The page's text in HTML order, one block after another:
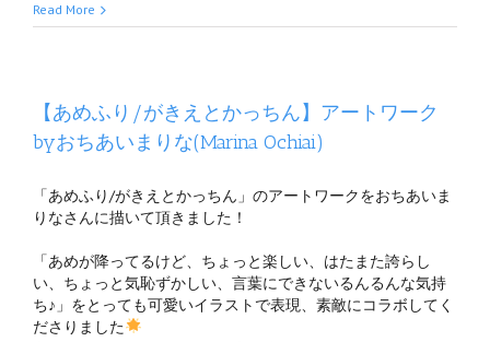
Read More
【あめふり/がきえとかっちん】アートワーク
byおちあいまりな(Marina Ochiai)
「あめふり/がきえとかっちん」のアートワークをおちあいま
りなさんに描いて頂きました！
「あめが降ってるけど、ちょっと楽しい、はたまた誇らし
い、ちょっと気恥ずかしい、言葉にできないるんるんな気持
ち♪」をとっても可愛いイラストで表現、素敵にコラボしてく
ださりました